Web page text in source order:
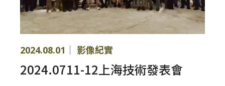
2024.08.01｜ 影像紀實
2024.0711-12上海技術發表會